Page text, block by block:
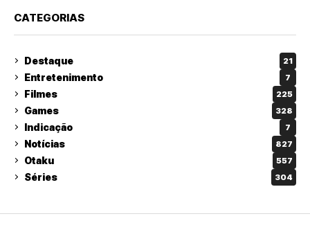
CATEGORIAS
Destaque 21
Entretenimento 7
Filmes 225
Games 328
Indicação 7
Notícias 827
Otaku 557
Séries 304